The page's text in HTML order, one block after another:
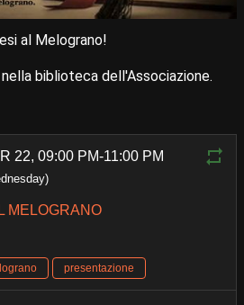
al Melograno!
biblioteca dell'Associazione.
22, 09:00 PM-11:00 PM
MELOGRANO
presentazione